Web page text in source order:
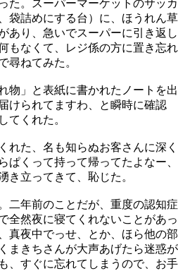
た。スーパーマーケットのサッカ
袋詰めにする台）に、ほうれん草
あり、急いでスーパーに引き返し
もなくて、レジ係の方に置き忘れ
尋ねてみた。
物」と表紙に書かれたノートを出
けられてますわ、と瞬時に確認
てくれた。
れた、名も知らぬお客さんに深く
ぱくって持って帰ってたよなー、
き立ってきて、恥じた。
二年前のことだが、重度の認知症
全然夜に寝てくれないことがあっ
真夜中でっせ、とか、ほら他の部
まきちさんが大声あげたら迷惑が
、すぐに忘れてしまうので、お手